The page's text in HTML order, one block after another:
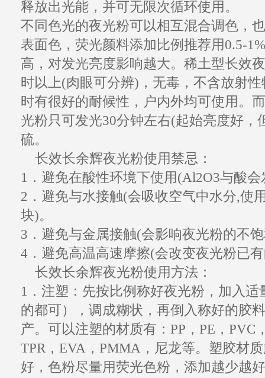
释放出光能，并可无限次循环使用。
不同色光的夜光粉可以相互混合调色，
表面色，荧光颜料添加比例推荐用0.5-
高，对发光亮度影响越大。稀土型长效
时以上(肉眼可分辨)，无毒，不含放射
时有很好的耐候性，户内外均可使用。
光粉只可发光30分钟左右(起始亮度好，
硫。
长效长余辉夜光粉使用禁忌 ：
1．避免在酸性环境下使用(Al2O3与酸
2．避免与水接触(会吸收空气中水分,使
块)。
3．避免与金属接触(会影响夜光粉的不
4．避免高温高速摩擦(会改变夜光粉已
长效长余辉夜光粉使用方法 ：
1．注塑：先按比例称好夜光粉 ，加入
的都可），调成糊状，再倒入称好的胶
产。可以注塑的材质有：PP，PE， PVC
TPR，EVA，PMMA，尼龙等。 塑胶材
好，色粉尽量用荧光色粉，添加越少越